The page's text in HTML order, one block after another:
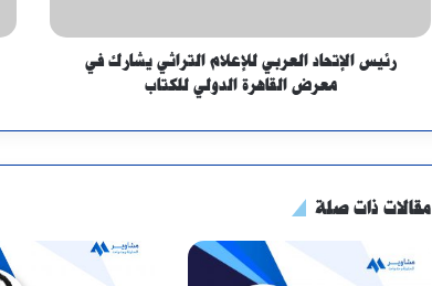
رئيس الإتحاد العربي للإعلام التراثي يشارك في
معرض القاهرة الدولي للكتاب
مقالات ذات صلة